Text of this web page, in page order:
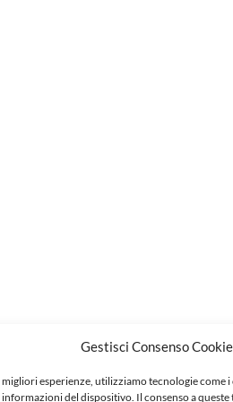
Gestisci Consenso Cookie
esperienze, utilizziamo tecnologie come
informazioni del dispositivo. Il consenso a